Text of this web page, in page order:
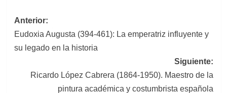
Navegación
de
entradas
Anterior:
Eudoxia Augusta (394-461): La emperatriz influyente y
su legado en la historia
Siguiente:
Ricardo López Cabrera (1864-1950). Maestro de la
pintura académica y costumbrista española